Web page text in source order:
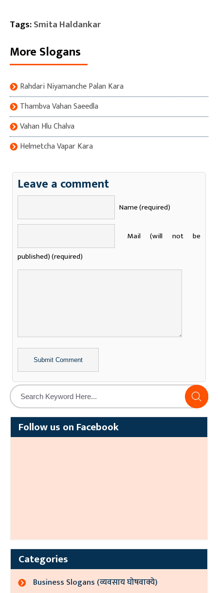
Tags:Smita Haldankar
More Slogans
Rahdari Niyamanche Palan Kara
Thambva Vahan Saeedla
Vahan Hlu Chalva
Helmetcha Vapar Kara
Leave a comment
Name (required)
Mail (will not be
published) (required)
Alternative:
Follow us on Facebook
Categories
Business Slogans (व्यवसाय घोषवाक्ये)